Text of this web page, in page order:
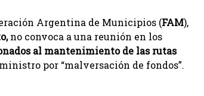
Argentina de Municipios (FAM),
no convoca a una reunión en los
al mantenimiento de las rutas
por “malversación de fondos”.